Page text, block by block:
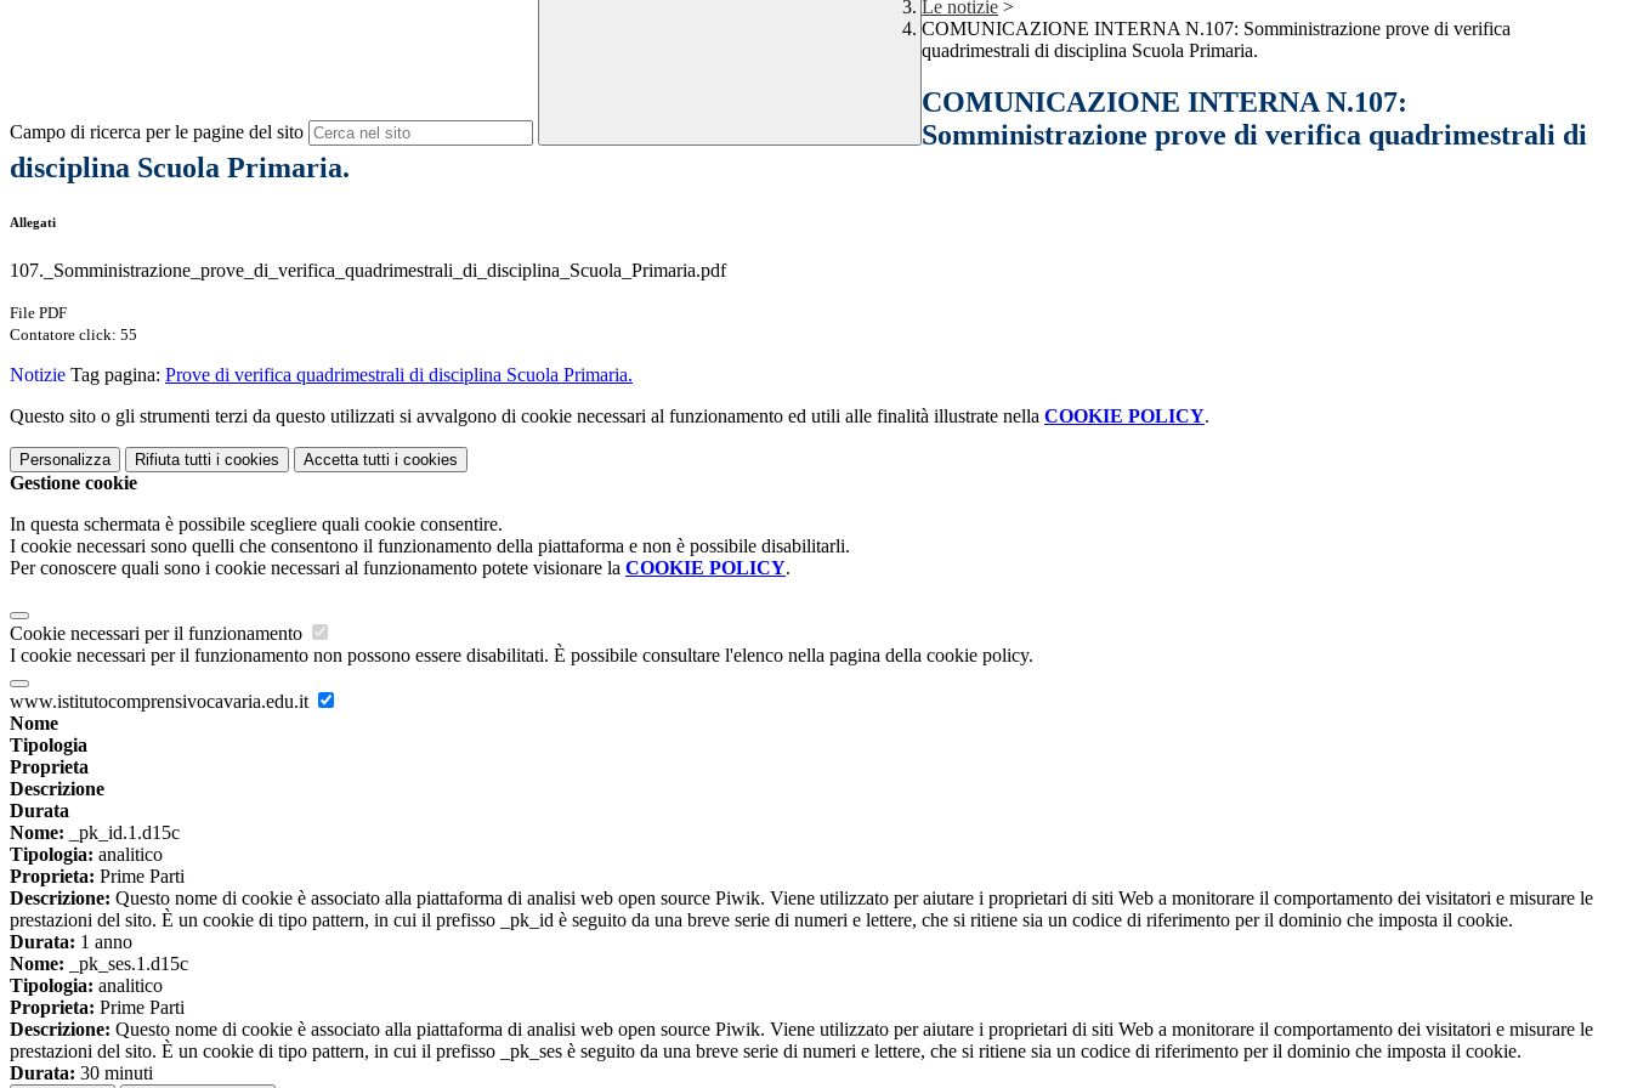
Campo di ricerca per le pagine del sito
Le notizie >
COMUNICAZIONE INTERNA N.107: Somministrazione prove di verifica
quadrimestrali di disciplina Scuola Primaria.
COMUNICAZIONE INTERNA N.107:
Somministrazione prove di verifica quadrimestrali di
disciplina Scuola Primaria.
Allegati
107._Somministrazione_prove_di_verifica_quadrimestrali_di_disciplina_Scuola_Primaria.pdf
File PDF
Contatore click: 55
Notizie Tag pagina: Prove di verifica quadrimestrali di disciplina Scuola Primaria.
Questo sito o gli strumenti terzi da questo utilizzati si avvalgono di cookie necessari al funzionamento ed utili alle finalità illustrate nella COOKIE POLICY.
Personalizza Rifiuta tutti i cookies Accetta tutti i cookies
Gestione cookie
In questa schermata è possibile scegliere quali cookie consentire.
I cookie necessari sono quelli che consentono il funzionamento della piattaforma e non è possibile disabilitarli.
Per conoscere quali sono i cookie necessari al funzionamento potete visionare la COOKIE POLICY.
Cookie necessari per il funzionamento
I cookie necessari per il funzionamento non possono essere disabilitati. È possibile consultare l'elenco nella pagina della cookie policy.
www.istitutocomprensivocavaria.edu.it
Nome
Tipologia
Proprieta
Descrizione
Durata
Nome: _pk_id.1.d15c
Tipologia: analitico
Proprieta: Prime Parti
Descrizione: Questo nome di cookie è associato alla piattaforma di analisi web open source Piwik. Viene utilizzato per aiutare i proprietari di siti Web a monitorare il comportamento dei visitatori e misurare le
prestazioni del sito. È un cookie di tipo pattern, in cui il prefisso _pk_id è seguito da una breve serie di numeri e lettere, che si ritiene sia un codice di riferimento per il dominio che imposta il cookie.
Durata: 1 anno
Nome: _pk_ses.1.d15c
Tipologia: analitico
Proprieta: Prime Parti
Descrizione: Questo nome di cookie è associato alla piattaforma di analisi web open source Piwik. Viene utilizzato per aiutare i proprietari di siti Web a monitorare il comportamento dei visitatori e misurare le
prestazioni del sito. È un cookie di tipo pattern, in cui il prefisso _pk_ses è seguito da una breve serie di numeri e lettere, che si ritiene sia un codice di riferimento per il dominio che imposta il cookie.
Durata: 30 minuti